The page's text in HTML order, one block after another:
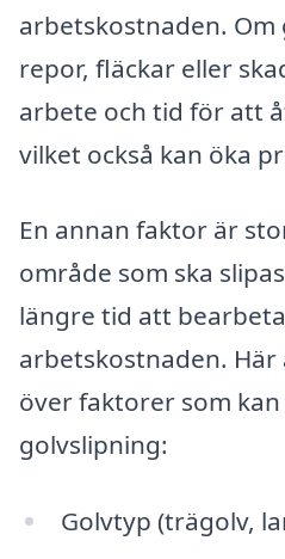
arbetskostnaden.
repor, fläckar eller
arbete och tid för att
vilket också kan öka
En annan faktor är
område som ska
längre tid att
arbetskostnaden.
över faktorer som
golvslipning:
Golvtyp (trägolv,